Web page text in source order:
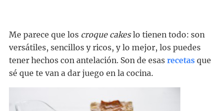
Me parece que los croque cakeslo tienen todo: son
versátiles, sencillos y ricos, y lo mejor, los puedes
tener hechos con antelación. Son de esas recetasque
sé que te van a dar juego en la cocina.